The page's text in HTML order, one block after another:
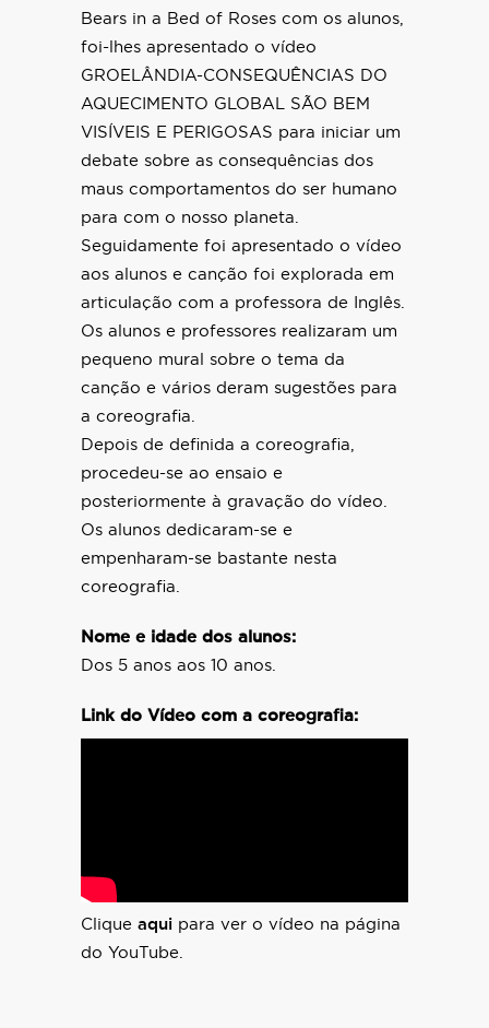
Bears in a Bed of Roses com os alunos,
foi-lhes apresentado o vídeo
GROELÂNDIA-CONSEQUÊNCIAS DO
AQUECIMENTO GLOBAL SÃO BEM
VISÍVEIS E PERIGOSAS para iniciar um
debate sobre as consequências dos
maus comportamentos do ser humano
para com o nosso planeta.
Seguidamente foi apresentado o vídeo
aos alunos e canção foi explorada em
articulação com a professora de Inglês.
Os alunos e professores realizaram um
pequeno mural sobre o tema da
canção e vários deram sugestões para
a coreografia.
Depois de definida a coreografia,
procedeu-se ao ensaio e
posteriormente à gravação do vídeo.
Os alunos dedicaram-se e
empenharam-se bastante nesta
coreografia.
Nome e idade dos alunos:
Dos 5 anos aos 10 anos.
Link do Vídeo com a coreografia:
Clique aqui para ver o vídeo na página
do YouTube.